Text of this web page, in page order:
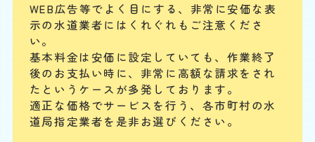
配管やパイプから水漏れ
基本料
3,000 円 W
EB
限
定
割
引
作業費
3,850 円
部品代
0
合計 3,850
配管継ぎ目のナット緩みや配管内パッキンの劣化などが原因の場合が多
いです。パイプの破損や分かりにくい細かなひび割れの場合もあります
WEB広告等でよく目にする、非常に安価な表
示の水道業者にはくれぐれもご注意くださ
い。
基本料金は安価に設定していても、作業終了
後のお支払い時に、 非常に高額な請求をされ
たというケースが多発しております。
適正な価格でサービスを行う、各市町村の水
道局指定業者を是非お選びください。